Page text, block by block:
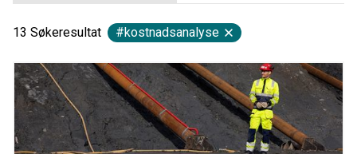
13 Søkeresultat #kostnadsanalyse